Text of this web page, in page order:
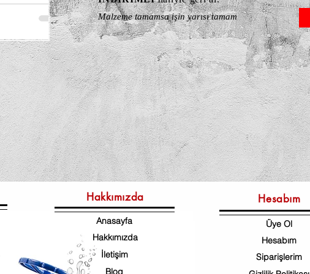
Malzeme tamamsa işin yarısı tamam
Hakkımızda
Anasayfa
Hakkımızda
İletişim
Blog
Hesabım
Üye Ol
Hesabım
Siparişlerim